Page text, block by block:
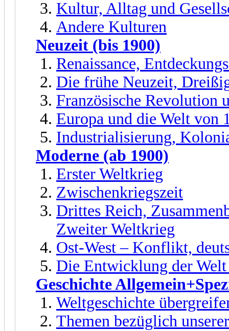
Kultur, Alltag und
Andere Kulturen
Neuzeit (bis 1900)
Renaissance,
Die frühe Neuzeit,
Französische Revolution
Europa und die Welt von
Industrialisierung,
Moderne (ab 1900)
Erster Weltkrieg
Zwischenkriegszeit
Drittes Reich,
Zweiter Weltkrieg
Ost-West – Konflikt,
Die Entwicklung der
Geschichte
Weltgeschichte
Themen bezüglich